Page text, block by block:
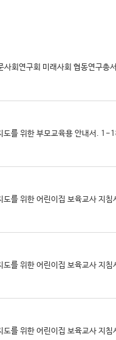
사회연구회 미래사회 협동연
를 위한 부모교육용 안내서. 1-
를 위한 어린이집 보육교사 지
를 위한 어린이집 보육교사 지
를 위한 어린이집 보육교사 지